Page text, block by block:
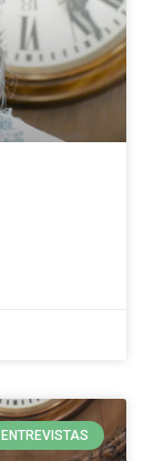
ENTREVISTAS